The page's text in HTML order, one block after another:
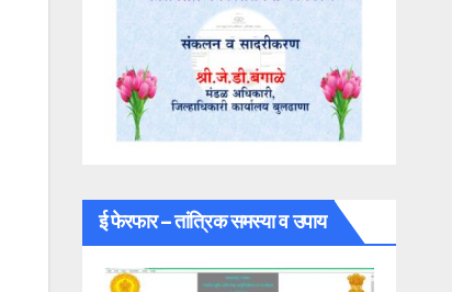
ई फेरफार – तांत्रिक समस्या व उपाय